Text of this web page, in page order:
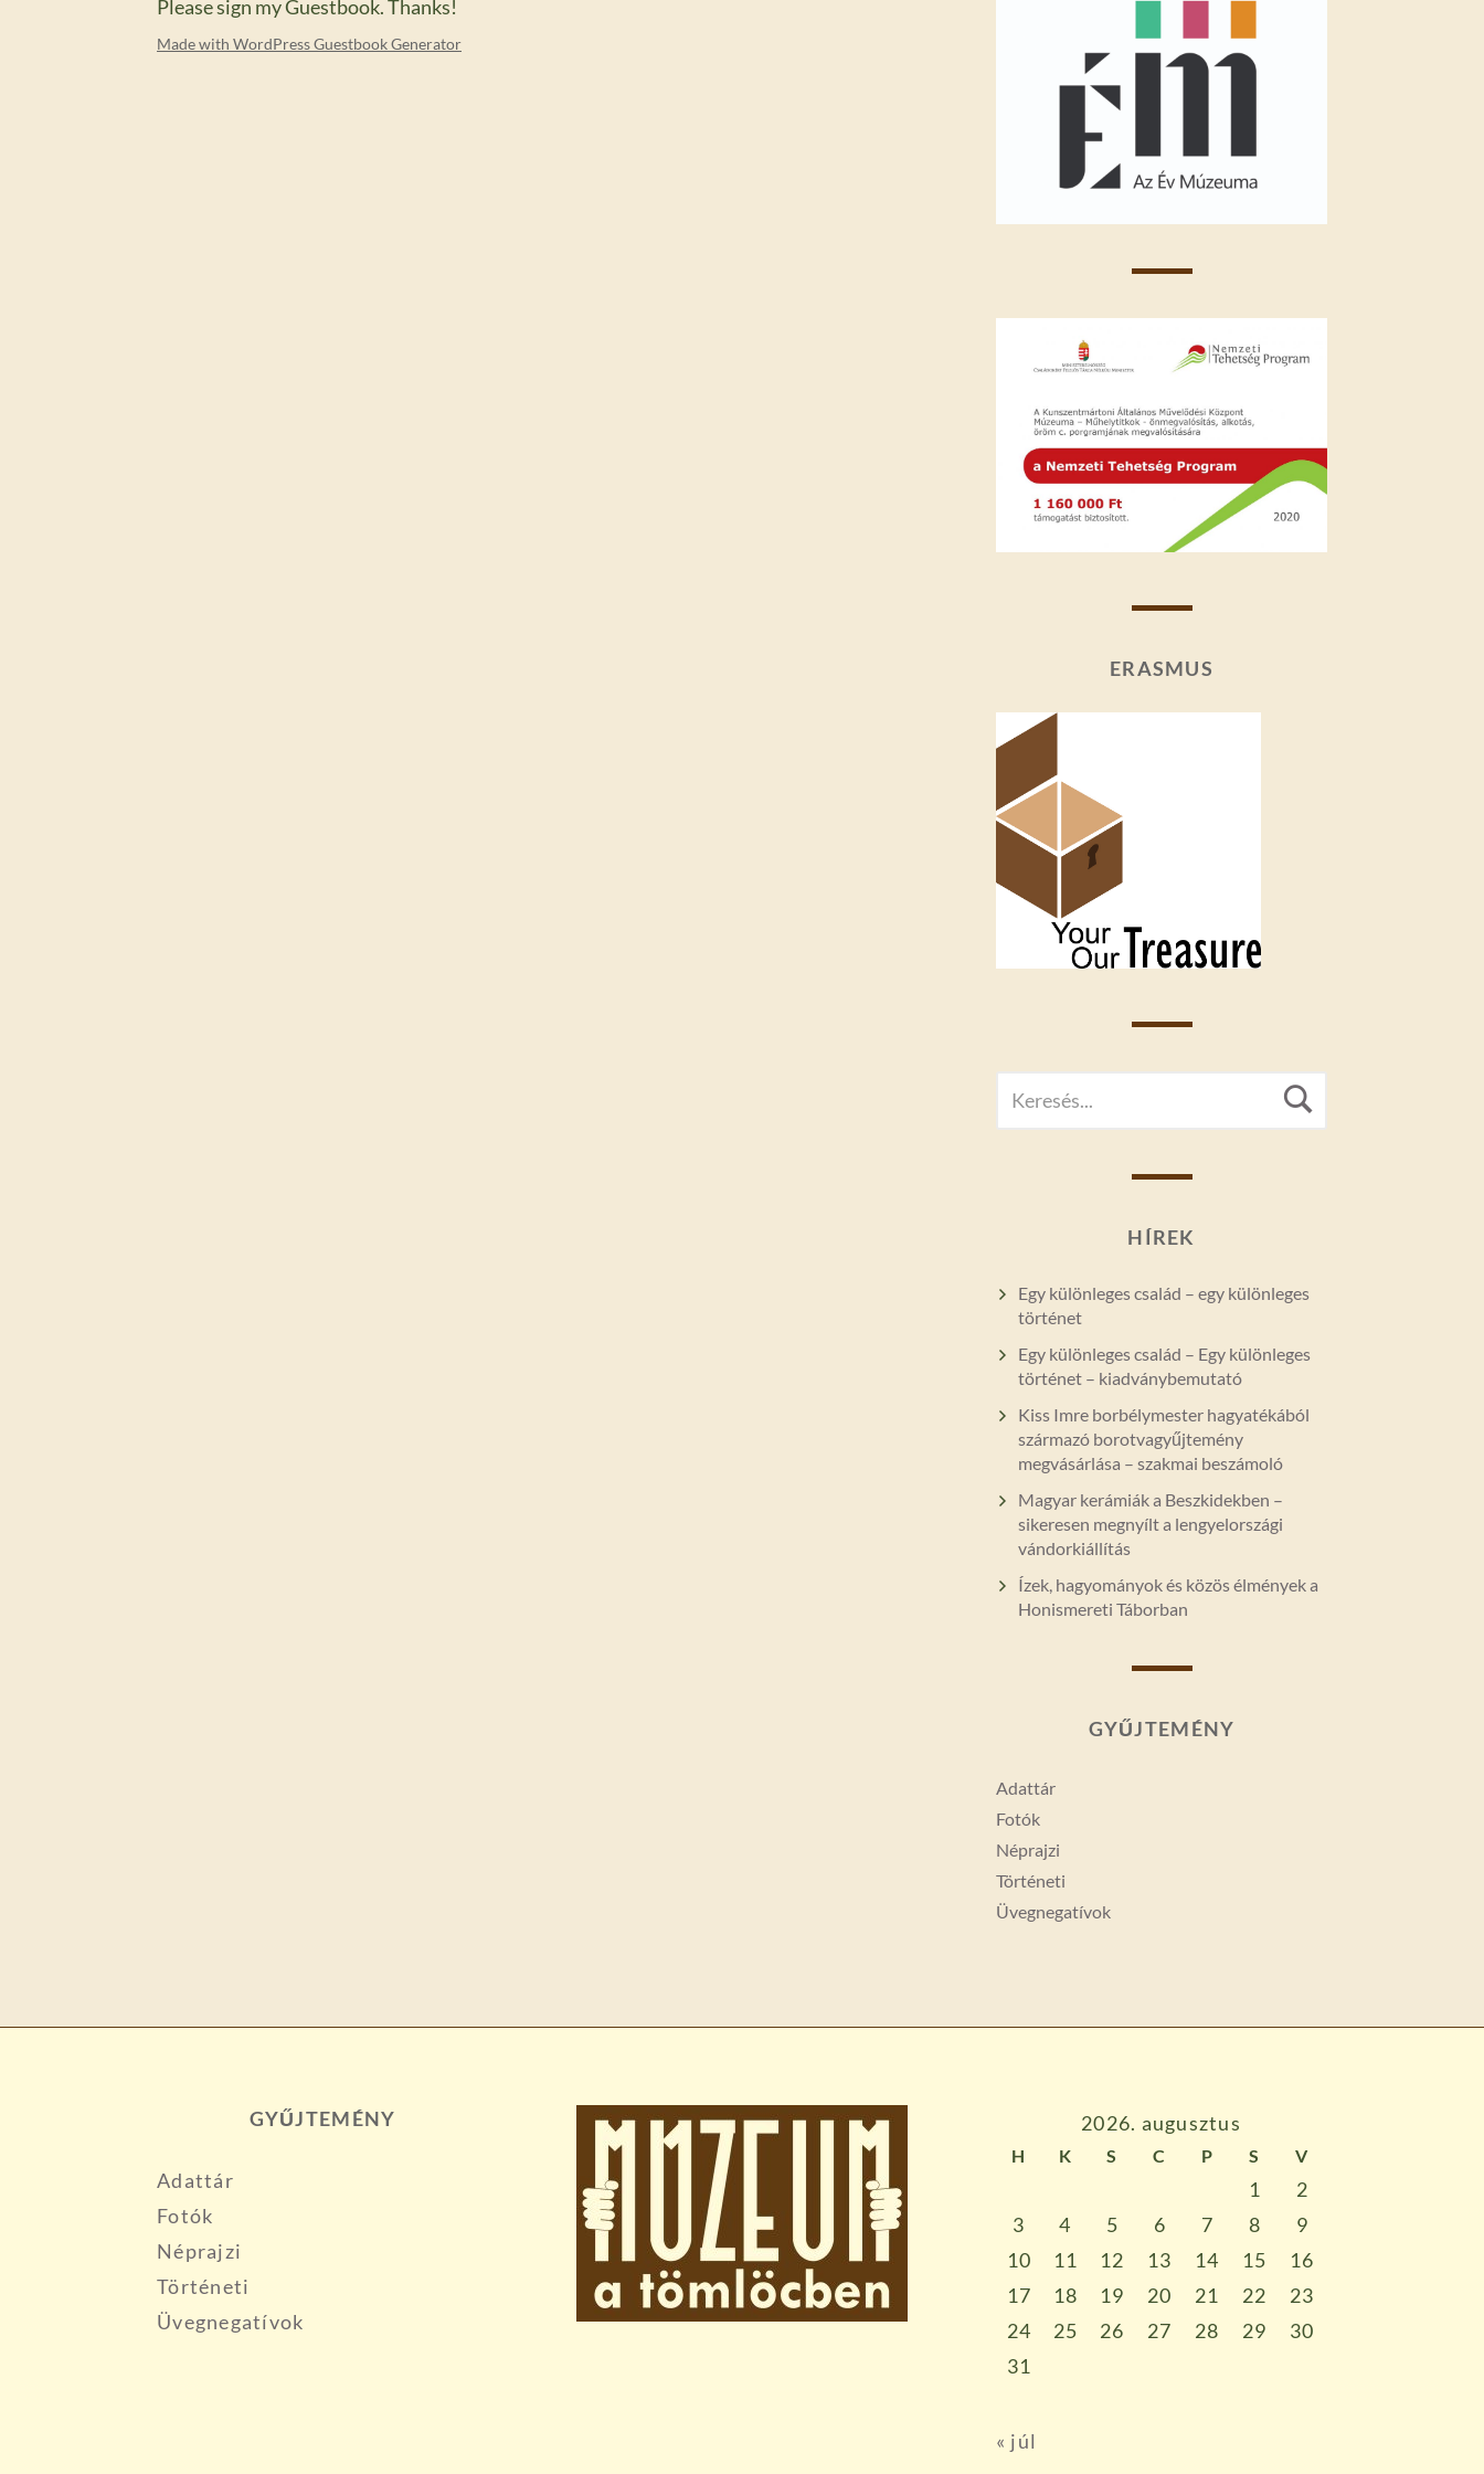
Please sign my Guestbook. Thanks!
Made with WordPress Guestbook Generator
ERASMUS
FOR:
HÍREK
Egy különleges család – egy különleges
történet
Egy különleges család – Egy különleges
történet – kiadványbemutató
Kiss Imre borbélymester hagyatékából
származó borotvagyűjtemény
megvásárlása – szakmai beszámoló
Magyar kerámiák a Beszkidekben –
sikeresen megnyílt a lengyelországi
vándorkiállítás
Ízek, hagyományok és közös élmények a
Honismereti Táborban
GYŰJTEMÉNY
Adattár
Fotók
Néprajzi
Történeti
Üvegnegatívok
GYŰJTEMÉNY
Adattár
Fotók
Néprajzi
Történeti
Üvegnegatívok
2026. augusztus
H K S C P S V
1
2
3
4 5 6 7 8
9
10
11 12 13 14 15
16
17
18 19 20 21 22
23
24
25 26 27 28 29
30
31
« júl